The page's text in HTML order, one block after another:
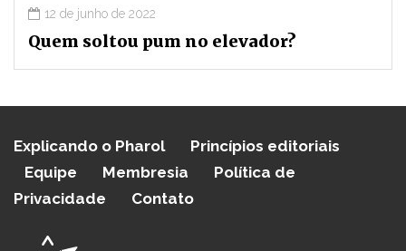
12 de junho de 2022
Quem soltou pum no elevador?
Explicando o Pharol
Princípios editoriais
Equipe
Membresia
Política de
Privacidade
Contato